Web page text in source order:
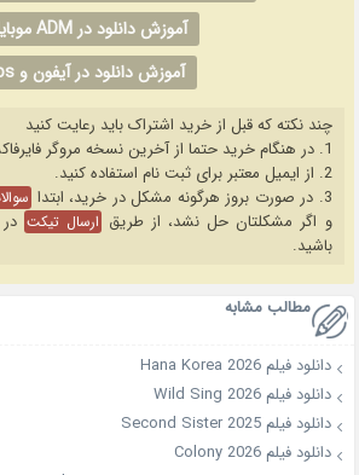
آموزش دانلود در ADM موبایل
آموزش دانلود در آیفون و ios
چند نکته که قبل از خرید اشتراک باید رعایت کنید
1. در هنگام خرید حتما از آخرین نسخه مروگر فایرفاکس یا کروم استفاده کنید.
2. از ایمیل معتبر برای ثبت نام استفاده کنید.
3. در صورت بروز هرگونه مشکل در خرید، ابتدا
و اگر مشکلتان حل نشد، از طریق ارسال تیکت
باشید.
مطالب مشابه
دانلود فیلم Hana Korea 2026
دانلود فیلم Wild Sing 2026
دانلود فیلم Second Sister 2025
دانلود فیلم Colony 2026